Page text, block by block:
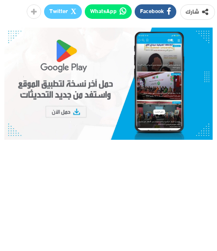
شارك Facebook
WhatsApp
Twitter